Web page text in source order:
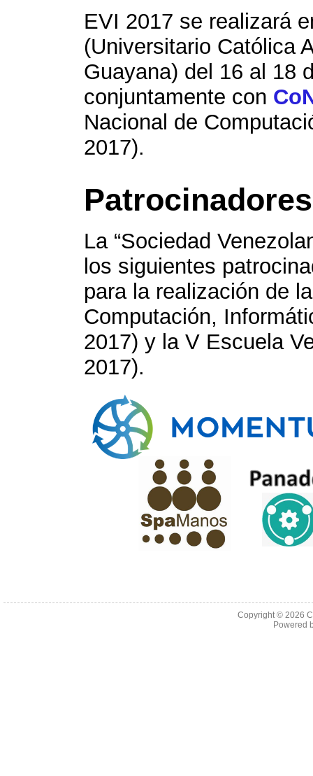
EVI 2017 se realizará
(Universitario Católica
Guayana) del 16 al 18
conjuntamente con
Nacional de
2017).
Patrocinadores
La “Sociedad
los siguientes
para la realización de
Computación,
2017) y la V Escuela
2017).
Copyright © 2026
Powered